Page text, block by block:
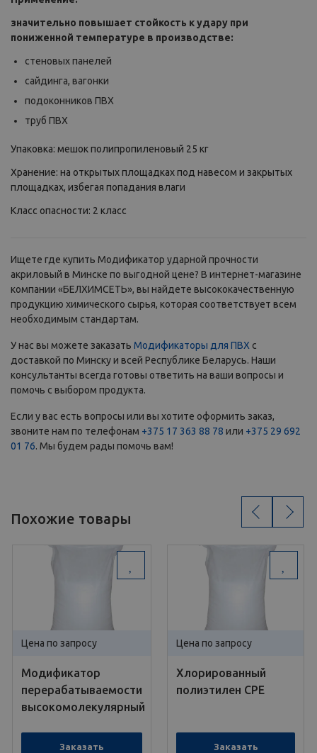
значительно повышает стойкость к удару при
пониженной температуре в производстве:
стеновых панелей
сайдинга, вагонки
подоконников ПВХ
труб ПВХ
Упаковка: мешок полипропиленовый 25 кг
Хранение: на открытых площадках под навесом и закрытых
площадках, избегая попадания влаги
Класс опасности: 2 класс
Ищете где купить Модификатор ударной прочности
акриловый в Минске по выгодной цене? В интернет-магазине
компании «БЕЛХИМСЕТЬ», вы найдете высококачественную
продукцию химического сырья, которая соответствует всем
необходимым стандартам.
У нас вы можете заказать Модификаторы для ПВХ с
доставкой по Минску и всей Республике Беларусь. Наши
консультанты всегда готовы ответить на ваши вопросы и
помочь с выбором продукта.
Если у вас есть вопросы или вы хотите оформить заказ,
звоните нам по телефонам +375 17 363 88 78 или +375 29 692
01 76. Мы будем рады помочь вам!
Похожие товары
Цена по запросу
Модификатор
перерабатываемости
высокомолекулярный
Заказать
Цена по запросу
Хлорированный
полиэтилен СРЕ
Заказать
‹ ›